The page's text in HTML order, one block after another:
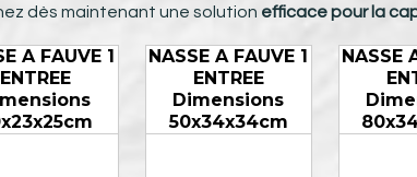
dès maintenant une solution efficace pour la
A FAUVE 1
ENTREE
NASSE A FAUVE 1
ENTREE
Dimensions
50x34x34cm
NASSE